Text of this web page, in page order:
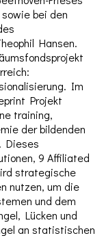
bei den
Hansen.
Im
Projekt
training,
der bildenden
Dieses
9 Affiliated
strategische
nutzen, um die
und dem
Lücken und
an statistischen